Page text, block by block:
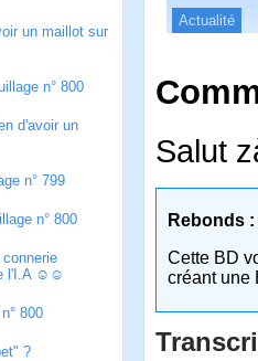
un maillot sur
n° 800
d'avoir un
n° 799
n° 800
l'I.A ☺☺
800
?
Actualité
Salut
Rebonds :
Cette BD
créant une